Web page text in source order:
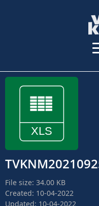
File size: 34.00 KB
Created: 10-04-2022
Updated: 10-04-2022